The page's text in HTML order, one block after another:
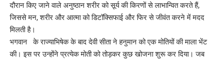
दौरान किए जाने वाले अनुष्ठान शरीर को सूर्य की किरणों से लाभान्वित करते हैं,
जिससे मन, शरीर और आत्मा को डिटॉक्सिफाई और फिर से जीवंत करने में मदद
मिलती है।
भगवान के राज्याभिषेक के बाद देवी सीता ने हनुमान को एक मोतियों की माला भेंट
की। इस पर उन्होंने प्रत्येक मोती को तोड़कर कुछ खोजना शुरू कर दिया। जब